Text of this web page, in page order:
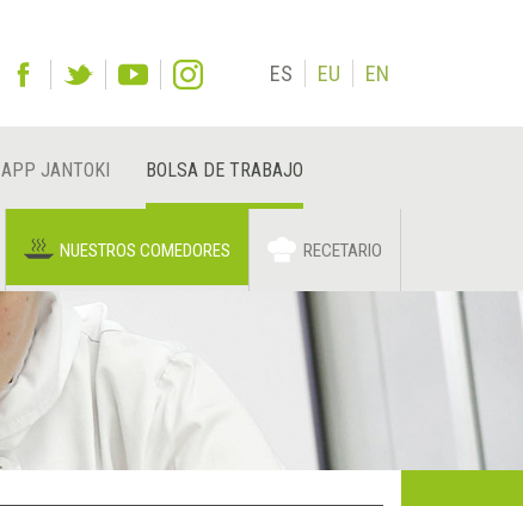
ES EU EN
APP JANTOKI BOLSA DE TRABAJO
NUESTROS COMEDORES RECETARIO